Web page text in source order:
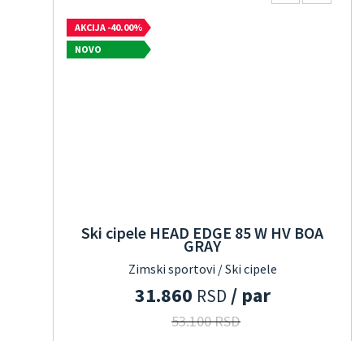
AKCIJA -40.00%
NOVO
Ski cipele HEAD EDGE 85 W HV BOA
GRAY
Zimski sportovi / Ski cipele
31.860 RSD / par
53.100 RSD